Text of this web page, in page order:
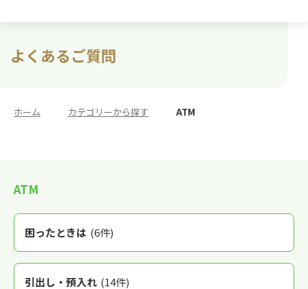
よくあるご質問
ホーム カテゴリーから探す ATM
ATM
困ったときは (6件)
引出し・預入れ (14件)